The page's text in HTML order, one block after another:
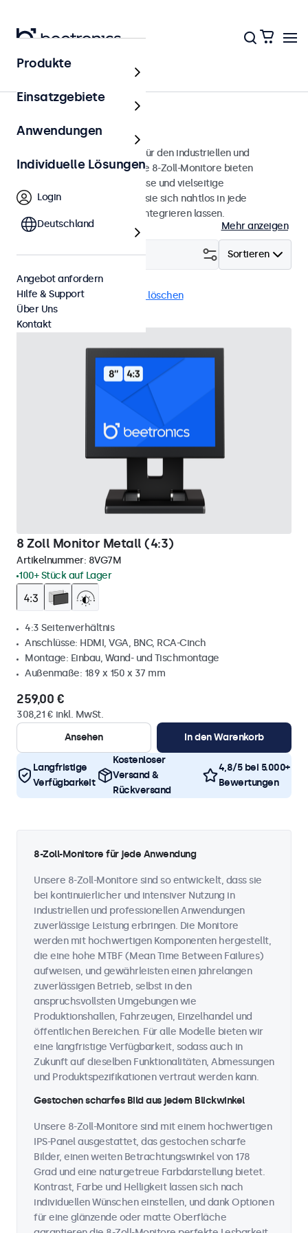
Monitore
8 Zoll Monitore
8-Zoll-Monitore, entwickelt für den industriellen und
professionellen Einsatz. Diese 8-Zoll-Monitore bieten
verschiedene Videoanschlüsse und vielseitige
Montageoptionen, wodurch sie sich nahtlos in jede
Anwendung und Umgebung integrieren lassen.
Mehr anzeigen
Sortieren
Filtern (1)
8 Zoll Monitore Alle Filter löschen
8 Zoll Monitor Metall (4:3)
Artikelnummer: 8VG7M
100+ Stück auf Lager
4:3 Seitenverhältnis
Anschlüsse: HDMI, VGA, BNC, RCA-Cinch
Montage: Einbau, Wand- und Tischmontage
Außenmaße: 189 x 150 x 37 mm
259,00 €
308,21 € inkl. MwSt.
Ansehen
In den Warenkorb
Langfristige
Verfügbarkeit
Kostenloser
Versand &
Rückversand
4,8/5 bei 5.000+
Bewertungen
8-Zoll-Monitore für jede Anwendung
Unsere 8-Zoll-Monitore sind so entwickelt, dass sie
bei kontinuierlicher und intensiver Nutzung in
industriellen und professionellen Anwendungen
zuverlässige Leistung erbringen. Die Monitore
werden mit hochwertigen Komponenten hergestellt,
die eine hohe MTBF (Mean Time Between Failures)
aufweisen, und gewährleisten einen jahrelangen
zuverlässigen Betrieb, selbst in den
anspruchsvollsten Umgebungen wie
Produktionshallen, Fahrzeugen, Einzelhandel und
öffentlichen Bereichen. Für alle Modelle bieten wir
eine langfristige Verfügbarkeit, sodass auch in
Zukunft auf dieselben Funktionalitäten, Abmessungen
und Produktspezifikationen vertraut werden kann.
Gestochen scharfes Bild aus jedem Blickwinkel
Unsere 8-Zoll-Monitore sind mit einem hochwertigen
IPS-Panel ausgestattet, das gestochen scharfe
Bilder, einen weiten Betrachtungswinkel von 178
Grad und eine naturgetreue Farbdarstellung bietet.
Kontrast, Farbe und Helligkeit lassen sich nach
individuellen Wünschen einstellen, und dank Optionen
für eine glänzende oder matte Oberfläche
Produkte
Einsatzgebiete
Anwendungen
Individuelle Lösungen
Login
Deutschland
Angebot anfordern
Hilfe & Support
Über Uns
Kontakt